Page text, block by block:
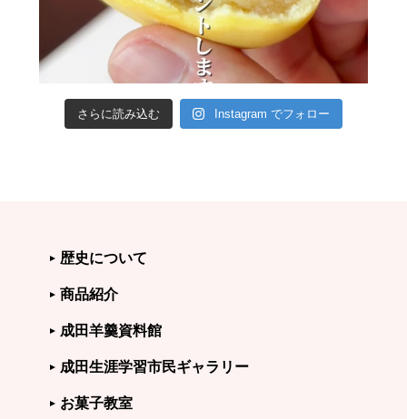
さらに読み込む Instagram でフォロー
歴史について
商品紹介
成田羊羹資料館
成田生涯学習市民ギャラリー
お菓子教室